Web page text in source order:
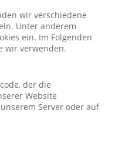
wir verschiedene
Unter anderem
ein. Im Folgenden
wir verwenden.
der die
Website
Server oder auf